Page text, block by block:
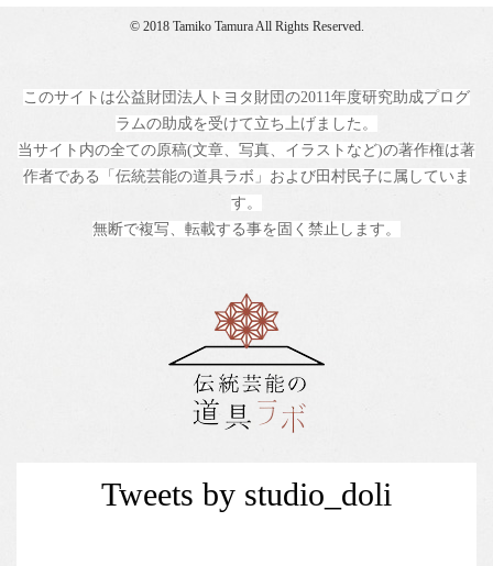
© 2018 Tamiko Tamura All Rights Reserved.
このサイトは公益財団法人トヨタ財団の2011年度研究助成プログ
ラムの助成を受けて立ち上げました。
当サイト内の全ての原稿(文章、写真、イラストなど)の著作権は著
作者である「伝統芸能の道具ラボ」および田村民子に属していま
す。
無断で複写、転載する事を固く禁止します。
Tweets by studio_doli